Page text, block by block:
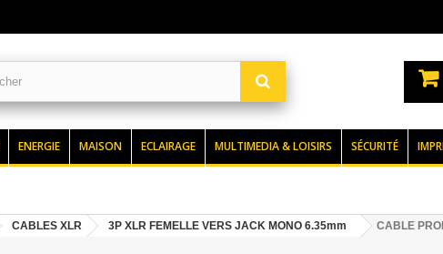
ENERGIE MAISON ECLAIRAGE MULTIMEDIA & LOISIRS SÉCURITÉ
CABLES XLR 3P XLR FEMELLE VERS JACK MONO 6.35mm
CABLE